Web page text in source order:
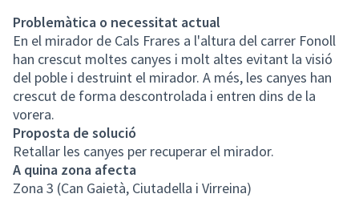
Problemàtica o necessitat actual
En el mirador de Cals Frares a l'altura del carrer Fonoll
han crescut moltes canyes i molt altes evitant la visió
del poble i destruint el mirador. A més, les canyes han
crescut de forma descontrolada i entren dins de la
vorera.
Proposta de solució
Retallar les canyes per recuperar el mirador.
A quina zona afecta
Zona 3 (Can Gaietà, Ciutadella i Virreina)